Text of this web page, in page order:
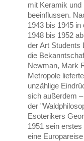
mit Keramik
beeinflussen.
1943 bis 1945
1948 bis 1952
der Art Students
die
Newman, Mark
Metropole
unzählige
sich außerdem
der
Esoterikers
1951 sein
eine